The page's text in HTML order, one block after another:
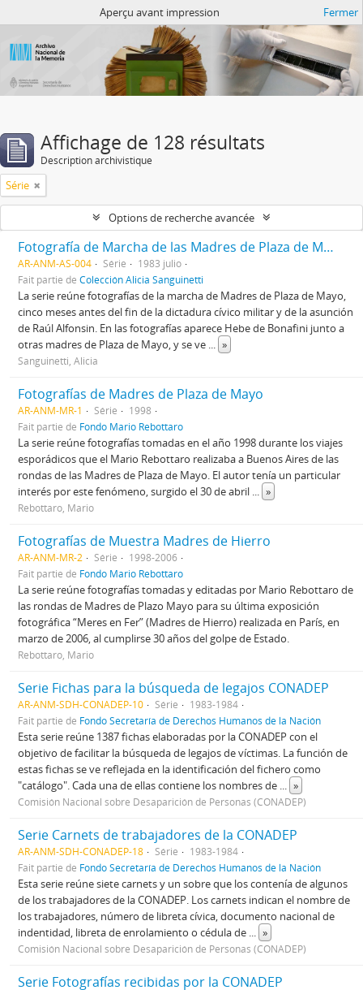
Aperçu avant impression Fermer
Affichage de 128 résultats
Description archivistique
Série
Options de recherche avancée
Fotografía de Marcha de las Madres de Plaza de Mayo
AR-ANM-AS-004 Série
1983 julio
Fait partie de Colección Alicia Sanguinetti
La serie reúne fotografías de la marcha de Madres de Plaza de Mayo,
cinco meses antes del fin de la dictadura cívico militar y de la asunción
de Raúl Alfonsin. En las fotografías aparece Hebe de Bonafini junto a
otras madres de Plaza de Mayo, y se ve ... »
Sanguinetti, Alicia
Fotografías de Madres de Plaza de Mayo
AR-ANM-MR-1 Série
1998
Fait partie de Fondo Mario Rebottaro
La serie reúne fotografías tomadas en el año 1998 durante los viajes
esporádicos que el Mario Rebottaro realizaba a Buenos Aires de las
rondas de las Madres de Plaza de Mayo. El autor tenía un particular
interés por este fenómeno, surgido el 30 de abril ... »
Rebottaro, Mario
Fotografías de Muestra Madres de Hierro
AR-ANM-MR-2 Série
1998-2006
Fait partie de Fondo Mario Rebottaro
La serie reúne fotografías tomadas y editadas por Mario Rebottaro de
las rondas de Madres de Plazo Mayo para su última exposición
fotográfica “Meres en Fer” (Madres de Hierro) realizada en París, en
marzo de 2006, al cumplirse 30 años del golpe de Estado.
Rebottaro, Mario
Serie Fichas para la búsqueda de legajos CONADEP
AR-ANM-SDH-CONADEP-10 Série
1983-1984
Fait partie de Fondo Secretaría de Derechos Humanos de la Nación
Esta serie reúne 1387 fichas elaboradas por la CONADEP con el
objetivo de facilitar la búsqueda de legajos de víctimas. La función de
estas fichas se ve reflejada en la identificación del fichero como
"catálogo". Cada una de ellas contiene los nombres de ... »
Comisión Nacional sobre Desaparición de Personas (CONADEP)
Serie Carnets de trabajadores de la CONADEP
AR-ANM-SDH-CONADEP-18 Série
1983-1984
Fait partie de Fondo Secretaría de Derechos Humanos de la Nación
Esta serie reúne siete carnets y un sobre que los contenía de algunos
de los trabajadores de la CONADEP. Los carnets indican el nombre de
los trabajadores, número de libreta cívica, documento nacional de
indentidad, libreta de enrolamiento o cédula de ... »
Comisión Nacional sobre Desaparición de Personas (CONADEP)
Serie Fotografías recibidas por la CONADEP